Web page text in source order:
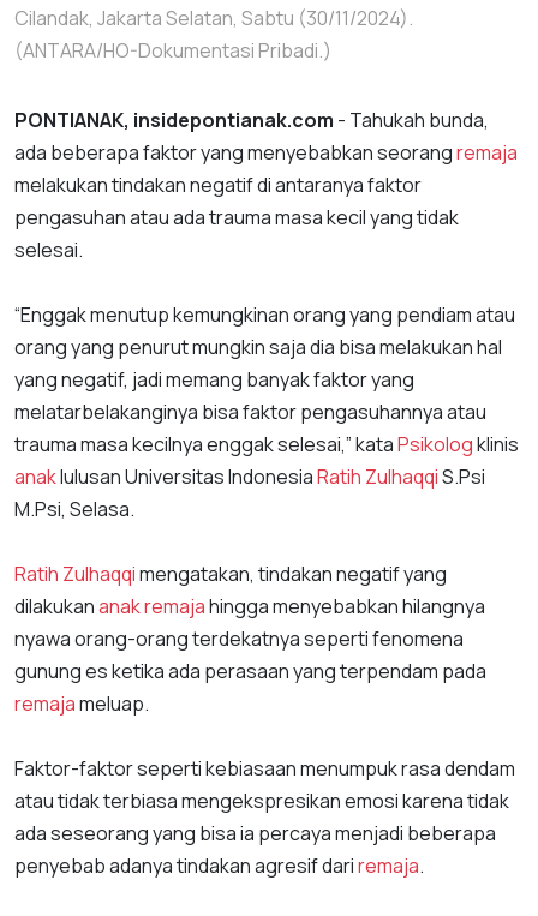
Cilandak, Jakarta Selatan, Sabtu (30/11/2024).
(ANTARA/HO-Dokumentasi Pribadi.)
PONTIANAK, insidepontianak.com - Tahukah bunda,
ada beberapa faktor yang menyebabkan seorangremaja
melakukan tindakan negatif di antaranya faktor
pengasuhan atau ada trauma masa kecil yang tidak
selesai.
“Enggak menutup kemungkinan orang yang pendiam atau
orang yang penurut mungkin saja dia bisa melakukan hal
yang negatif, jadi memang banyak faktor yang
melatarbelakanginya bisa faktor pengasuhannya atau
trauma masa kecilnya enggak selesai,” kataPsikologklinis
anaklulusan Universitas IndonesiaRatih ZulhaqqiS.Psi
M.Psi, Selasa.
Ratih Zulhaqqimengatakan, tindakan negatif yang
dilakukananakremajahingga menyebabkan hilangnya
nyawa orang-orang terdekatnya seperti fenomena
gunung es ketika ada perasaan yang terpendam pada
remajameluap.
Faktor-faktor seperti kebiasaan menumpuk rasa dendam
atau tidak terbiasa mengekspresikan emosi karena tidak
ada seseorang yang bisa ia percaya menjadi beberapa
penyebab adanya tindakan agresif dariremaja.